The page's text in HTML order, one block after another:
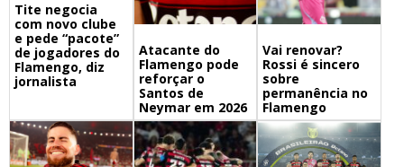
Tite negocia
com novo clube
e pede “pacote”
de jogadores do
Flamengo, diz
jornalista
Atacante do
Flamengo pode
reforçar o
Santos de
Neymar em 2026
Vai renovar?
Rossi é sincero
sobre
permanência no
Flamengo